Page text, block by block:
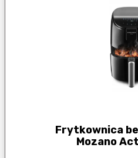
Frytkownica
Mozano